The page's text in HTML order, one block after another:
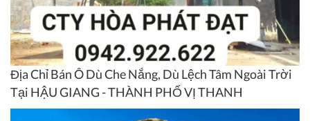
Địa Chỉ Bán Ô Dù Che Nắng, Dù Lệch Tâm Ngoài Trời
Tại HẬU GIANG - THÀNH PHỐ VỊ THANH